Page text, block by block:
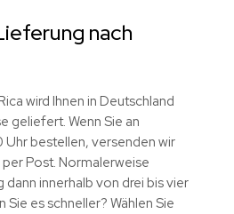
nach
wird Ihnen in Deutschland
geliefert. Wenn Sie an
Uhr bestellen, versenden wir
Post. Normalerweise
innerhalb von drei bis vier
Sie es schneller? Wählen Sie